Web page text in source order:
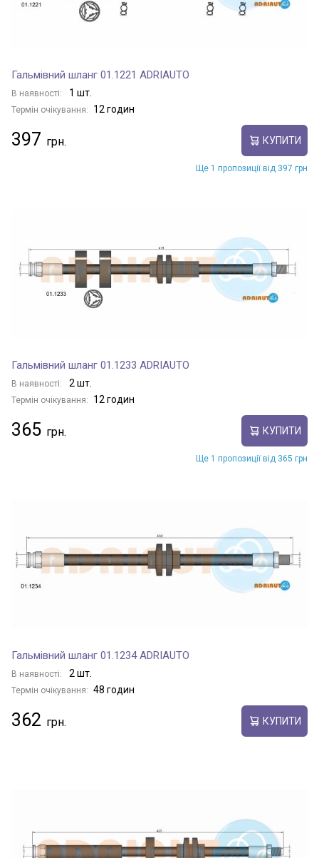
Гальмівний шланг 01.1221 ADRIAUTO
В наявності: 1 шт.
Термін очікування: 12 годин
397 КУПИТИ
Ще 1 пропозиції від 397 грн
Гальмівний шланг 01.1233 ADRIAUTO
В наявності: 2 шт.
Термін очікування: 12 годин
365 КУПИТИ
Ще 1 пропозиції від 365 грн
Гальмівний шланг 01.1234 ADRIAUTO
В наявності: 2 шт.
Термін очікування: 48 годин
362 КУПИТИ